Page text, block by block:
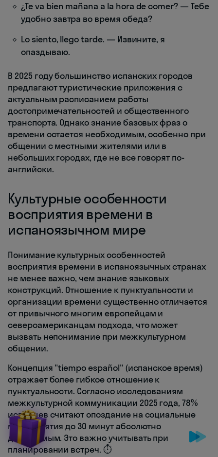
¿Te va bien mañana a la hora de comer? — Тебе
удобно завтра во время обеда?
Lo siento, llego tarde. — Извините, я
опаздываю.
В 2025 году большинство испанских городов
предлагают туристические приложения с
актуальным расписанием работы
достопримечательностей и общественного
транспорта. Однако знание базовых фраз о
времени остается необходимым, особенно при
общении с местными жителями или в
небольших городах, где не все говорят по-
английски.
Культурные особенности
восприятия времени в
испаноязычном мире
Понимание культурных особенностей
восприятия времени в испаноязычных странах
не менее важно, чем знание языковых
конструкций. Отношение к пунктуальности и
организации времени существенно отличается
от привычного многим европейцам и
североамериканцам подхода, что может
вызвать непонимание при межкультурном
общении.
Концепция "tiempo español" (испанское время)
отражает более гибкое отношение к
пунктуальности. Согласно исследованиям
межкультурной коммуникации 2025 года, 78%
испанцев считают опоздание на социальные
мероприятия до 30 минут абсолютно
допустимым. Это важно учитывать при
планировании встреч. ⏱️